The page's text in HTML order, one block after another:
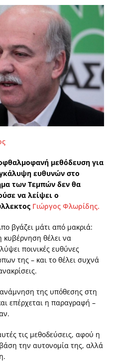
μεθόδευση για
ευθυνών στο
των Τεμπών δεν θα
να λείψει ο
Γιώργος Φλωρίδης.
βγάζει μάτι από μακριά:
κυβέρνηση θέλει να
ποινικές ευθύνες
της – και το θέλει συχνά
της υπόθεσης στη
επέρχεται η παραγραφή –
τις μεθοδεύσεις, αφού η
την αυτονομία της, αλλά